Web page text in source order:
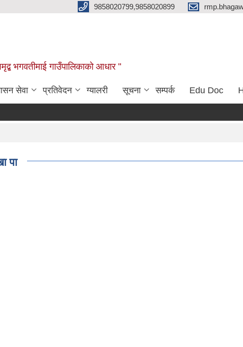
9858020799,9858020899
भगवतीमाई गाउँपालिकाको आधार "
सेवा प्रतिवेदन ग्यालरी सूचना सम्पर्क Edu Doc
पा